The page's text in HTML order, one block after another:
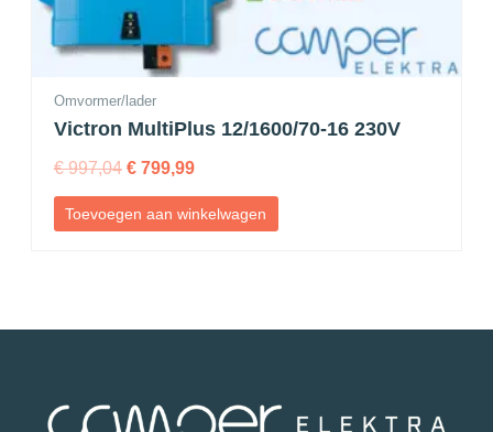
Omvormer/lader
Victron MultiPlus 12/1600/70-16 230V
€997,04 €799,99
Toevoegen aan winkelwagen